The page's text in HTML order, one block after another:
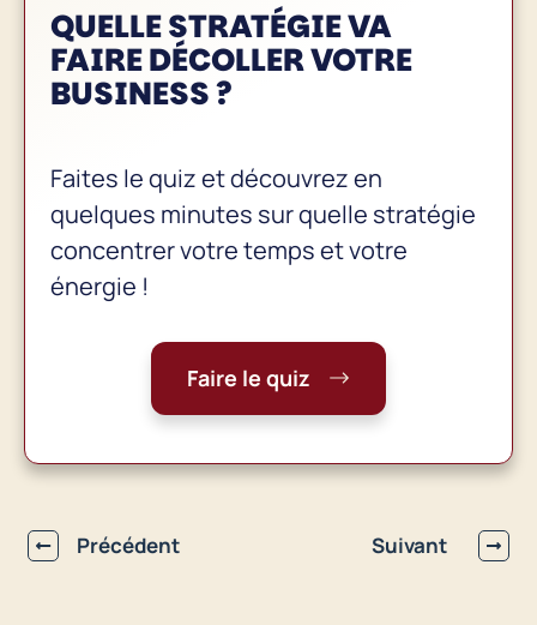
QUELLE STRATÉGIE VA
FAIREDÉCOLLER VOTRE
BUSINESS?
Faites le quiz et découvrez en
quelques minutes sur quelle stratégie
concentrer votre temps et votre
énergie !
Faire le quiz
Précédent Suivant